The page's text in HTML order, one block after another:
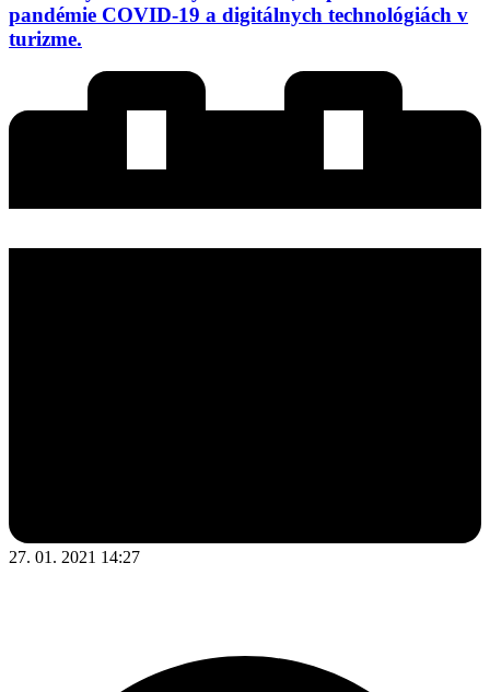
pandémie COVID-19 a digitálnych technológiách v
turizme.
27. 01. 2021 14:27